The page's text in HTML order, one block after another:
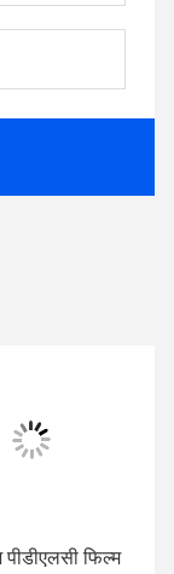
फिल्म